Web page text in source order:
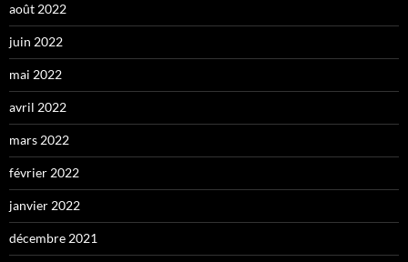
août 2022
juin 2022
mai 2022
avril 2022
mars 2022
février 2022
janvier 2022
décembre 2021